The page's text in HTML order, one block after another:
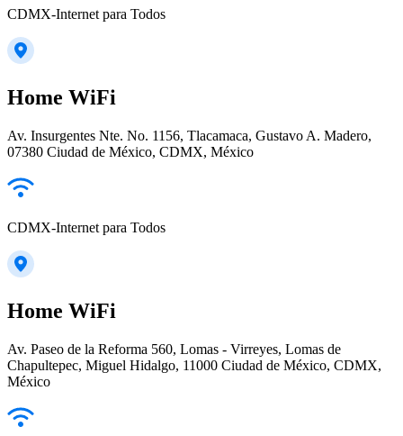
CDMX-Internet para Todos
Home WiFi
Av. Insurgentes Nte. No. 1156, Tlacamaca, Gustavo A. Madero,
07380 Ciudad de México, CDMX, México
CDMX-Internet para Todos
Home WiFi
Av. Paseo de la Reforma 560, Lomas - Virreyes, Lomas de
Chapultepec, Miguel Hidalgo, 11000 Ciudad de México, CDMX,
México